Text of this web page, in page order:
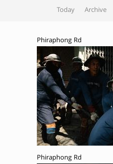
Today Archive
Phiraphong Rd
Phiraphong Rd